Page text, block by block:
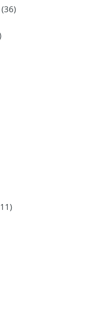
(36)